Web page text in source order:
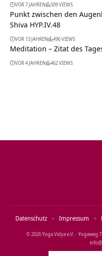
VOR 7 JAHREN 509 VIEWS
Punkt zwischen den
Shiva HYP.IV.48
VOR 13 JAHREN 496 VIEWS
Meditation – Zitat des
VOR 4 JAHREN 462 VIEWS
© 2026 Yoga Vidya e.V. · Yogaweg
Datenschutz Impressum